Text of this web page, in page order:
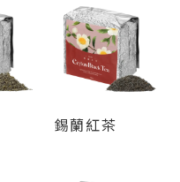
錫蘭紅茶